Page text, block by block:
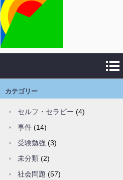
カテゴリー
セルフ・セラピー (4)
事件 (14)
受験勉強 (3)
未分類 (2)
社会問題 (57)